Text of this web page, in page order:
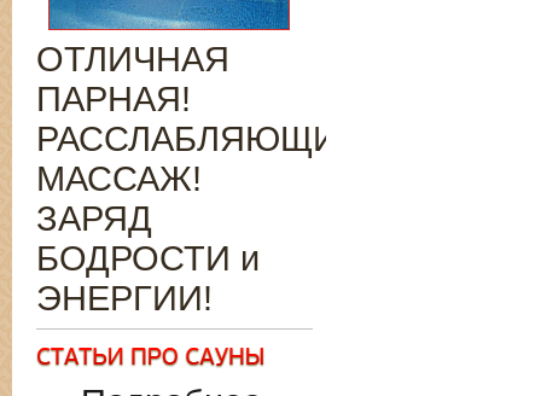
ОТЛИЧНАЯ
ПАРНАЯ!
РАССЛАБЛЯЮЩИЙ
МАССАЖ!
ЗАРЯД
БОДРОСТИ и
ЭНЕРГИИ!